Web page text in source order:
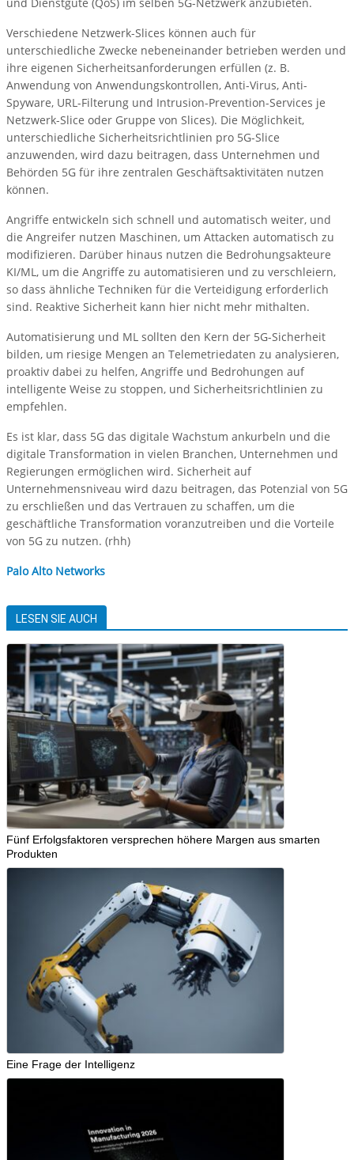
Verschiedene Netzwerk-Slices können auch für
unterschiedliche Zwecke nebeneinander betrieben werden und
ihre eigenen Sicherheitsanforderungen erfüllen (z. B.
Anwendung von Anwendungskontrollen, Anti-Virus, Anti-
Spyware, URL-Filterung und Intrusion-Prevention-Services je
Netzwerk-Slice oder Gruppe von Slices). Die Möglichkeit,
unterschiedliche Sicherheitsrichtlinien pro 5G-Slice
anzuwenden, wird dazu beitragen, dass Unternehmen und
Behörden 5G für ihre zentralen Geschäftsaktivitäten nutzen
können.
Angriffe entwickeln sich schnell und automatisch weiter, und
die Angreifer nutzen Maschinen, um Attacken automatisch zu
modifizieren. Darüber hinaus nutzen die Bedrohungsakteure
KI/ML, um die Angriffe zu automatisieren und zu verschleiern,
so dass ähnliche Techniken für die Verteidigung erforderlich
sind. Reaktive Sicherheit kann hier nicht mehr mithalten.
Automatisierung und ML sollten den Kern der 5G-Sicherheit
bilden, um riesige Mengen an Telemetriedaten zu analysieren,
proaktiv dabei zu helfen, Angriffe und Bedrohungen auf
intelligente Weise zu stoppen, und Sicherheitsrichtlinien zu
empfehlen.
Es ist klar, dass 5G das digitale Wachstum ankurbeln und die
digitale Transformation in vielen Branchen, Unternehmen und
Regierungen ermöglichen wird. Sicherheit auf
Unternehmensniveau wird dazu beitragen, das Potenzial von 5G
zu erschließen und das Vertrauen zu schaffen, um die
geschäftliche Transformation voranzutreiben und die Vorteile
von 5G zu nutzen. (rhh)
Palo Alto Networks
LESEN SIE AUCH
Fünf Erfolgsfaktoren versprechen höhere Margen aus smarten
Produkten
Eine Frage der Intelligenz